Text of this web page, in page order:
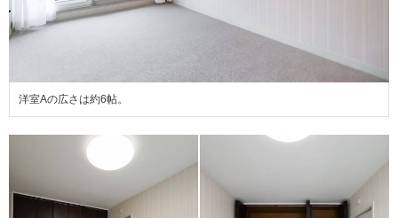
洋室Aの広さは約6帖。